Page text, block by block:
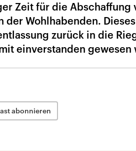
Zeit für die Abschaffung
Wohlhabenden.
zurück in die
einverstanden gewesen
abonnieren